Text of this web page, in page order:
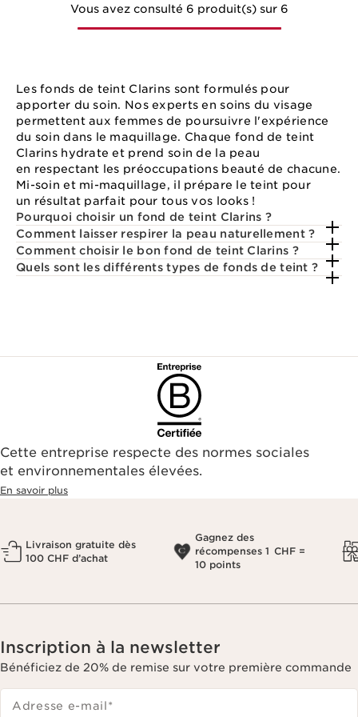
Vous avez consulté 6 produit(s) sur 6
Les fonds de teint Clarins sont formulés pour
apporter du soin. Nos experts en soins du visage
permettent aux femmes de poursuivre l'expérience
du soin dans le maquillage. Chaque fond de teint
Clarins hydrate et prend soin de la peau
en respectant les préoccupations beauté de chacune.
Mi-soin et mi-maquillage, il prépare le teint pour
un résultat parfait pour tous vos looks !
Pourquoi choisir un fond de teint Clarins ?
Comment laisser respirer la peau naturellement ?
Comment choisir le bon fond de teint Clarins ?
Quels sont les différents types de fonds de teint ?
Cette entreprise respecte des normes sociales
et environnementales élevées.
En savoir plus
Livraison gratuite dès
100 CHF d’achat
Gagnez des
récompenses 1 CHF =
10 points
Inscription à la newsletter
Bénéficiez de 20% de remise sur votre première commande
Adresse e-mail*